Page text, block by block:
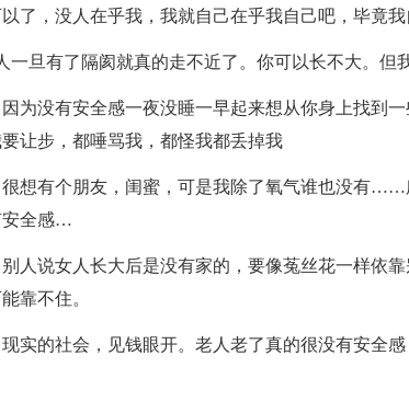
了，没人在乎我，我就自己在乎我自己吧，毕竟我
一旦有了隔阂就真的走不近了。你可以长不大。但
因为没有安全感一夜没睡一早起来想从你身上找到
让步，都唾骂我，都怪我都丢掉我
很想有个朋友，闺蜜，可是我除了氧气谁也没有
安全感…
别人说女人长大后是没有家的，要像菟丝花一样依
靠不住。
现实的社会，见钱眼开。老人老了真的很没有安全